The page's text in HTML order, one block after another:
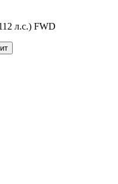
л.с.) FWD